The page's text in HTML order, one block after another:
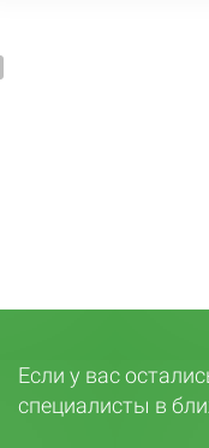
Если у вас
специалисты в